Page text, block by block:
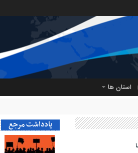
استان ها
یادداشت مرجع